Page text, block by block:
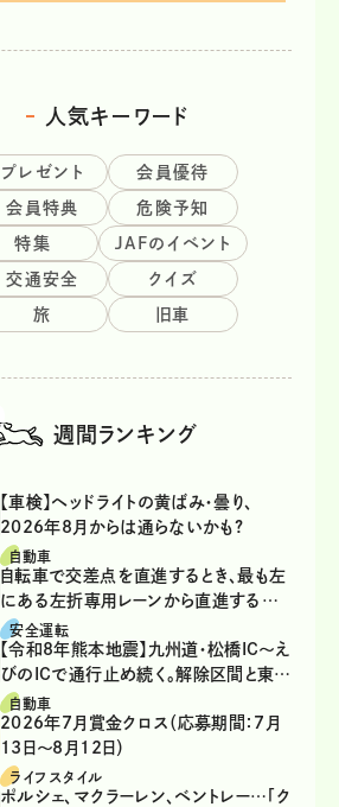
人気キーワード
プレゼント 会員優待
会員特典 危険予知
特集 JAFのイベント
交通安全 クイズ
旅 旧車
週間ランキング
【車検】ヘッドライトの黄ばみ・曇り、
2026年8月からは通らないかも?
自動車
自転車で交差点を直進するとき、最も左
にある左折専用レーンから直進するの
は、違反？
安全運転
【令和8年熊本地震】九州道・松橋IC～え
びのICで通行止め続く。解除区間と東九
州道の迂回ルート
自動車
2026年7月賞金クロス（応募期間：7月
13日～8月12日）
ライフスタイル
ポルシェ、マクラーレン、ベントレー…「ク